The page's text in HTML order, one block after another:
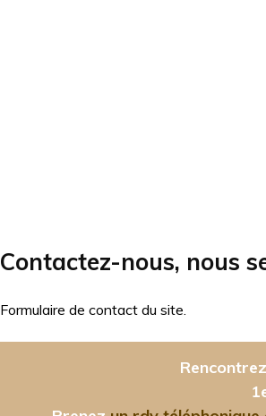
Contactez-nous, nous
Formulaire de contact du site.